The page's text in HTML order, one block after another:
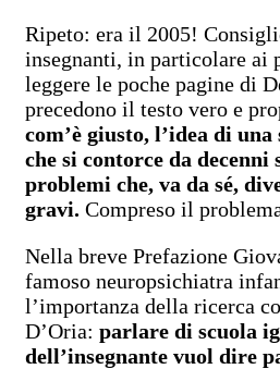
Ripeto: era il 2005!
insegnanti, in particolare ai
leggere le poche pagine di
precedono il testo vero e
com’è giusto, l’idea di
che si contorce da decenni
problemi che, va da sé,
gravi. Compreso il
Nella breve Prefazione
famoso neuropsichiatra
l’importanza della ricerca
D’Oria: parlare di scuola
dell’insegnante vuol dire